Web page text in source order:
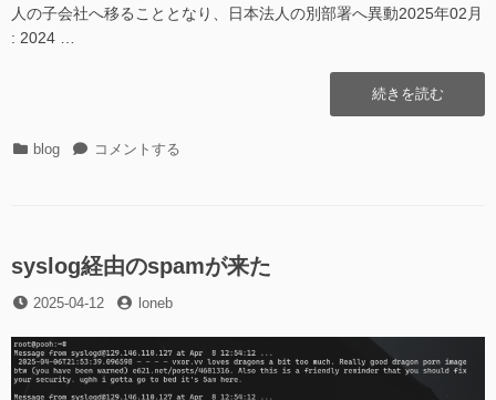
人の子会社へ移ることとなり、日本法人の別部署へ異動2025年02月
: 2024 …
“モ
ー
続きを読む
カ
blog
モ
ラ
ッ
ク)
コメントする
syslog経由のspamが来た
投
日
2025-04-12
投
者
loneb